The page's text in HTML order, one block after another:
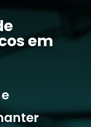
em